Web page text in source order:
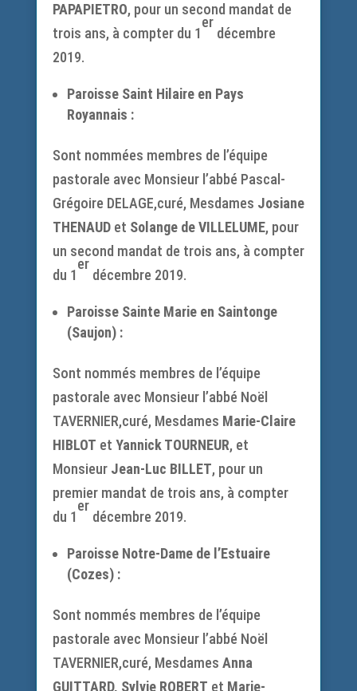
PAPAPIETRO, pour un second mandat de
trois ans, à compter du 1
er
décembre
2019.
Paroisse Saint Hilaire en Pays
Royannais :
Sont nommées membres de l’équipe
pastorale avec Monsieur l’abbé Pascal-
Grégoire DELAGE,curé, Mesdames Josiane
THENAUDet Solange de VILLELUME, pour
un second mandat de trois ans, à compter
du 1
er
décembre 2019.
Paroisse Sainte Marie en Saintonge
(Saujon) :
Sont nommés membres de l’équipe
pastorale avec Monsieur l’abbé Noël
TAVERNIER,curé, Mesdames Marie-Claire
HIBLOT et Yannick TOURNEUR, et
Monsieur Jean-Luc BILLET, pour un
premier mandat de trois ans, à compter
du 1
er
décembre 2019.
Paroisse Notre-Dame de l’Estuaire
(Cozes) :
Sont nommés membres de l’équipe
pastorale avec Monsieur l’abbé Noël
TAVERNIER,curé, Mesdames Anna
GUITTARD, Sylvie ROBERT et Marie-